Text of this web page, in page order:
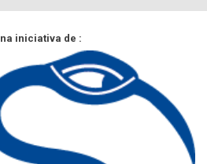
iniciativa de :